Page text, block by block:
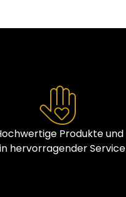
Produkte und
hervorragender Service